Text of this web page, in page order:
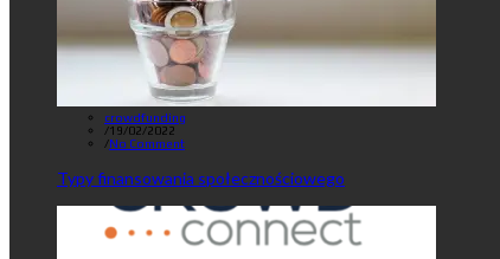
crowdfunding
/19/02/2022
/No Comment
Typy finansowania społecznościowego